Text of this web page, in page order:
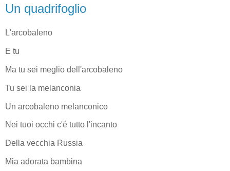
Un quadrifoglio
L'arcobaleno
E tu
Ma tu sei meglio dell'arcobaleno
Tu sei la melanconia
Un arcobaleno melanconico
Nei tuoi occhi c'é tutto l'incanto
Della vecchia Russia
Mia adorata bambina